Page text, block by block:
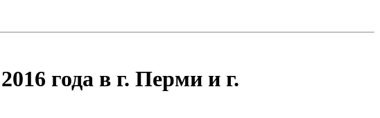
года в г. Перми и г.